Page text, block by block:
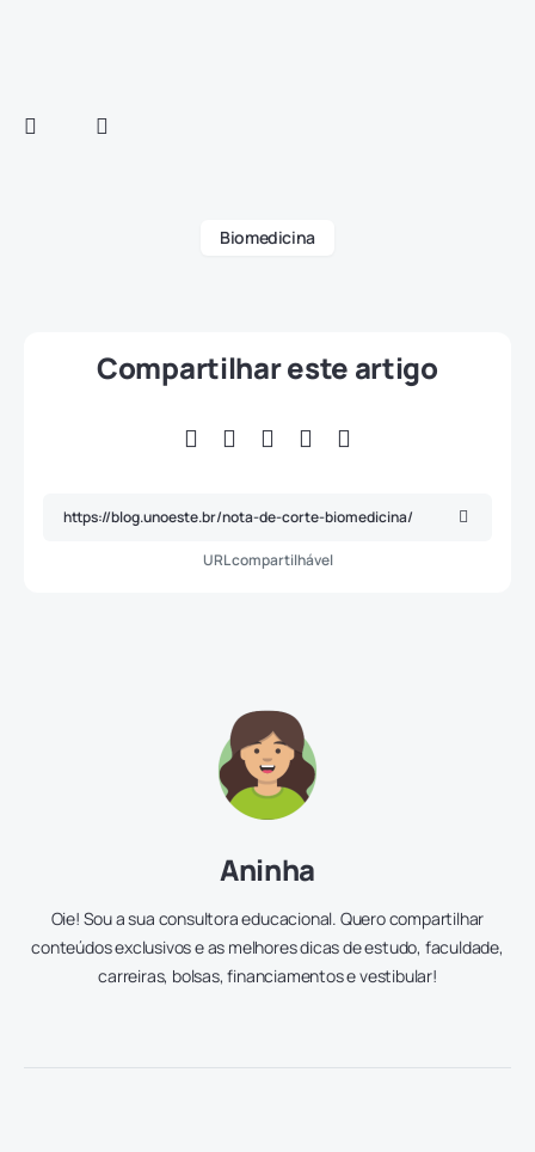
Biomedicina
Compartilhar este artigo
URL compartilhável
Aninha
Oie! Sou a sua consultora educacional. Quero compartilhar
conteúdos exclusivos e as melhores dicas de estudo, faculdade,
carreiras, bolsas, financiamentos e vestibular!